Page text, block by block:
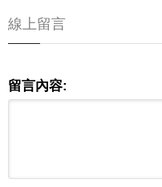
線上留言
留言內容: